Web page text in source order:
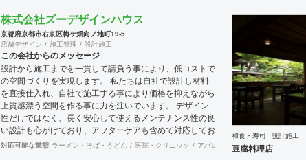
株式会社ズーデザインハウス
京都府京都市右京区梅ケ畑向ノ地町19-5
店舗デザイン
施工管理 設計施工
この会社からのメッセージ
設計から施工までを一貫して請負う事により、低コストで
の空間づくりを実現します。 私たちは自社で設計し材料
を直接仕入れ、自社で施工する事により価格を抑えながら
上質感漂う空間を作る事に力を注いでいます。 デザイン
性だけではなく、長く安心して使えるメンテナンス性の良
い設計も心がけており、アフターケアも含めて対応してお
りますので京都を中心にオーナー様に喜ばれています。
対応可能な業態 ラーメン・そば・うどん 医院・クリニック アパレル インテリア・雑貨
和食・寿司 設計施工
豆腐料理店